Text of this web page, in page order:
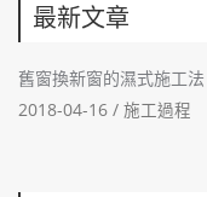
最新文章
舊窗換新窗的濕式施工法
2018-04-16 / 施工過程